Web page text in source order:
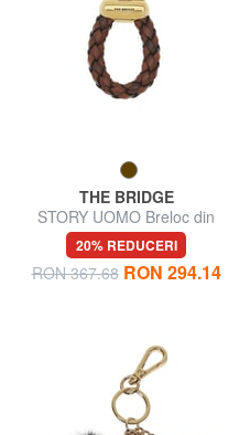
THE BRIDGE
STORY UOMO Breloc din
piele cu pandantiv
20% REDUCERI
RON 367.68 RON 294.14